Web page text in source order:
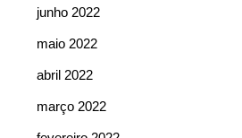
junho 2022
maio 2022
abril 2022
março 2022